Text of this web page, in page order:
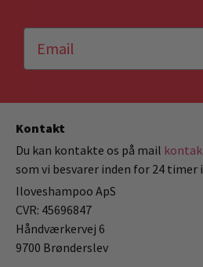
Kontakt
Du kan kontakte os på mail
som vi besvarer inden for 24 timer
Iloveshampoo ApS
CVR: 45696847
Håndværkervej 6
9700 Brønderslev